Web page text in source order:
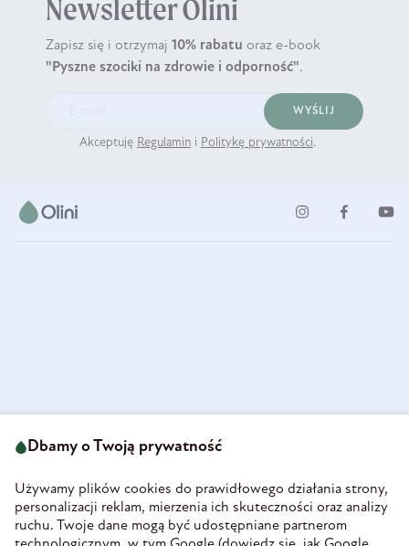
Newsletter Olini
Zapisz się i otrzymaj 10% rabatu oraz e-book
"Pyszne szociki na zdrowie i odporność".
WYŚLIJ
Akceptuję Regulamin i Politykę prywatności.
58-160 Świebodzice
REGON 890213034
INFORMACJE
Dbamy o Twoją prywatność
Używamy plików cookies do prawidłowego działania strony,
personalizacji reklam, mierzenia ich skuteczności oraz analizy
ruchu. Twoje dane mogą być udostępniane partnerom